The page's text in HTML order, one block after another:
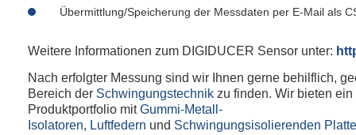
Übermittlung/Speicherung der Messdaten per E-Mail als
Weitere Informationen zum DIGIDUCER Sensor unter:
Nach erfolgter Messung sind wir Ihnen gerne behilflich,
Bereich der Schwingungstechnik zu finden. Wir bieten ein
Produktportfolio mitGummi-Metall-
Isolatoren, Luftfedern und Schwingungsisolierenden